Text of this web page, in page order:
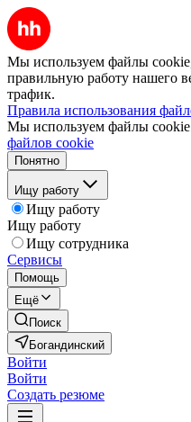
Мы используем файлы
правильную работу нашего
трафик.
Правила использования
Мы используем файлы
файлов cookie
Понятно
Ищу работу
Ищу работу
Ищу работу
Ищу сотрудника
Сервисы
Помощь
Ещё
Поиск
Богандинский
Войти
Войти
Создать резюме